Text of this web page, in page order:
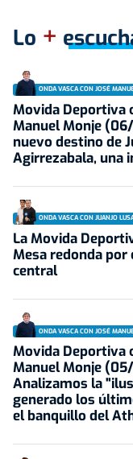
Lo +
ONDA VASCA CON JOSÉ
Movida Deportiva
Manuel Monje
nuevo destino de
Agirrezabala, una
ONDA VASCA CON JUANJO
La Movida
Mesa redonda por
central
ONDA VASCA CON JOSÉ
Movida Deportiva
Manuel Monje
Analizamos la
generado los
el banquillo del